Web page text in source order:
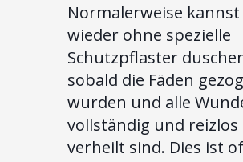
Normalerweise kannst
wieder ohne spezielle
Schutzpflaster
sobald die Fäden
wurden und alle
vollständig und reizlos
verheilt sind. Dies ist